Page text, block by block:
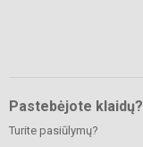
Pastebėjote klaidų?
Turite pasiūlymų?